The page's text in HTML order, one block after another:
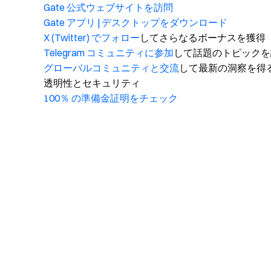
Gate 公式ウェブサイトを訪問
Gate アプリ | デスクトップをダウンロード
X (Twitter) でフォロー してさらなるボーナスを獲得
Telegram コミュニティに参加 して話題のトピック
グローバルコミュニティと交流して最新の洞察を得
透明性とセキュリティ
100％ の準備金証明をチェック